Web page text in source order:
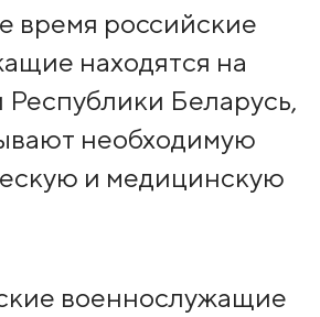
время российские
находятся на
Беларусь,
необходимую
и медицинскую
военнослужащие